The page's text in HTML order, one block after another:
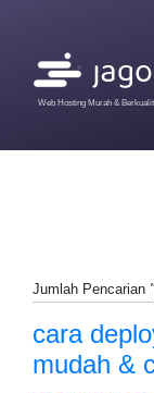
Web Hosting Murah &
Jumlah Pencarian
cara
mudah &